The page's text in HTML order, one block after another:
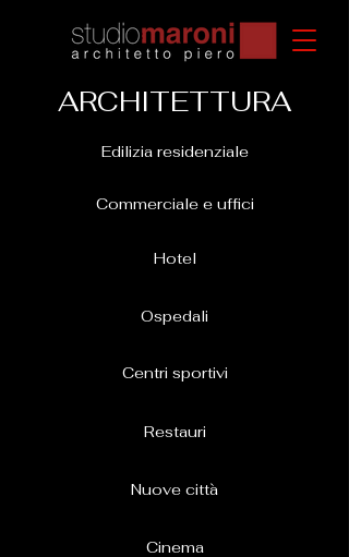
ARCHITETTURA
Edilizia residenziale
Commerciale e uffici
Hotel
Ospedali
Centri sportivi
Restauri
Nuove città
Cinema